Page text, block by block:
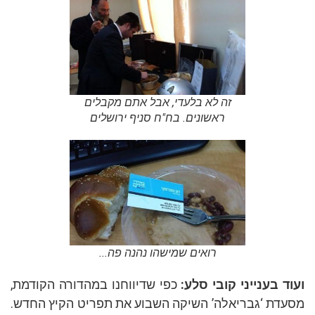
זה לא בלעדי, אבל אתם מקבלים
ראשונים. בח"ח סניף ירושלים
רואים שמישהו נהנה פה...
ועוד בענייני קובי סלע: כפי שדיווחנו במהדורה הקודמת,
מסעדת ‘גבריאלה’ השיקה השבוע את תפריט הקיץ החדש.